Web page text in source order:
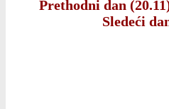
Prethodni dan
Sledeći